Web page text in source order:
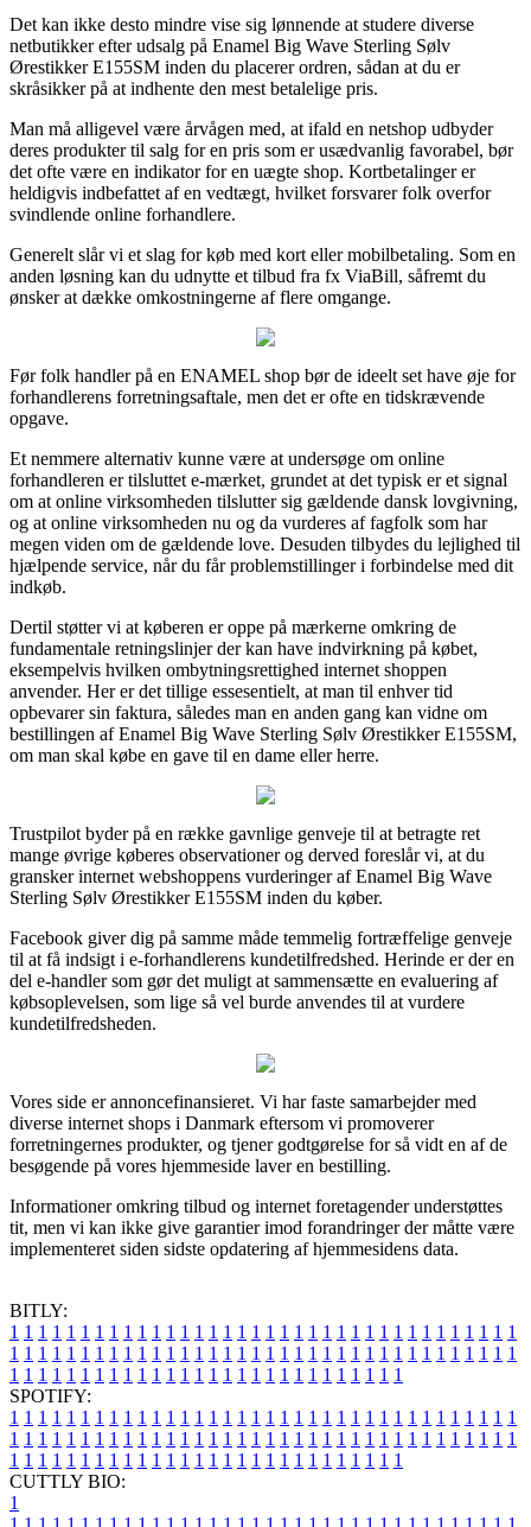
Det kan ikke desto mindre vise sig lønnende at studere diverse
netbutikker efter udsalg på Enamel Big Wave Sterling Sølv
Ørestikker E155SM inden du placerer ordren, sådan at du er
skråsikker på at indhente den mest betalelige pris.
Man må alligevel være årvågen med, at ifald en netshop udbyder
deres produkter til salg for en pris som er usædvanlig favorabel, bør
det ofte være en indikator for en uægte shop. Kortbetalinger er
heldigvis indbefattet af en vedtægt, hvilket forsvarer folk overfor
svindlende online forhandlere.
Generelt slår vi et slag for køb med kort eller mobilbetaling. Som en
anden løsning kan du udnytte et tilbud fra fx ViaBill, såfremt du
ønsker at dække omkostningerne af flere omgange.
Før folk handler på en ENAMEL shop bør de ideelt set have øje for
forhandlerens forretningsaftale, men det er ofte en tidskrævende
opgave.
Et nemmere alternativ kunne være at undersøge om online
forhandleren er tilsluttet e-mærket, grundet at det typisk er et signal
om at online virksomheden tilslutter sig gældende dansk lovgivning,
og at online virksomheden nu og da vurderes af fagfolk som har
megen viden om de gældende love. Desuden tilbydes du lejlighed til
hjælpende service, når du får problemstillinger i forbindelse med dit
indkøb.
Dertil støtter vi at køberen er oppe på mærkerne omkring de
fundamentale retningslinjer der kan have indvirkning på købet,
eksempelvis hvilken ombytningsrettighed internet shoppen
anvender. Her er det tillige essesentielt, at man til enhver tid
opbevarer sin faktura, således man en anden gang kan vidne om
bestillingen af Enamel Big Wave Sterling Sølv Ørestikker E155SM,
om man skal købe en gave til en dame eller herre.
Trustpilot byder på en række gavnlige genveje til at betragte ret
mange øvrige køberes observationer og derved foreslår vi, at du
gransker internet webshoppens vurderinger af Enamel Big Wave
Sterling Sølv Ørestikker E155SM inden du køber.
Facebook giver dig på samme måde temmelig fortræffelige genveje
til at få indsigt i e-forhandlerens kundetilfredshed. Herinde er der en
del e-handler som gør det muligt at sammensætte en evaluering af
købsoplevelsen, som lige så vel burde anvendes til at vurdere
kundetilfredsheden.
Vores side er annoncefinansieret. Vi har faste samarbejder med
diverse internet shops i Danmark eftersom vi promoverer
forretningernes produkter, og tjener godtgørelse for så vidt en af de
besøgende på vores hjemmeside laver en bestilling.
Informationer omkring tilbud og internet foretagender understøttes
tit, men vi kan ikke give garantier imod forandringer der måtte være
implementeret siden sidste opdatering af hjemmesidens data.
BITLY:
1 1 1 1 1 1 1 1 1 1 1 1 1 1 1 1 1 1 1 1 1 1 1 1 1 1 1 1 1 1 1 1 1 1 1 1
1 1 1 1 1 1 1 1 1 1 1 1 1 1 1 1 1 1 1 1 1 1 1 1 1 1 1 1 1 1 1 1 1 1 1 1
1 1 1 1 1 1 1 1 1 1 1 1 1 1 1 1 1 1 1 1 1 1 1 1 1 1 1 1
SPOTIFY:
1 1 1 1 1 1 1 1 1 1 1 1 1 1 1 1 1 1 1 1 1 1 1 1 1 1 1 1 1 1 1 1 1 1 1 1
1 1 1 1 1 1 1 1 1 1 1 1 1 1 1 1 1 1 1 1 1 1 1 1 1 1 1 1 1 1 1 1 1 1 1 1
1 1 1 1 1 1 1 1 1 1 1 1 1 1 1 1 1 1 1 1 1 1 1 1 1 1 1 1
CUTTLY BIO:
1